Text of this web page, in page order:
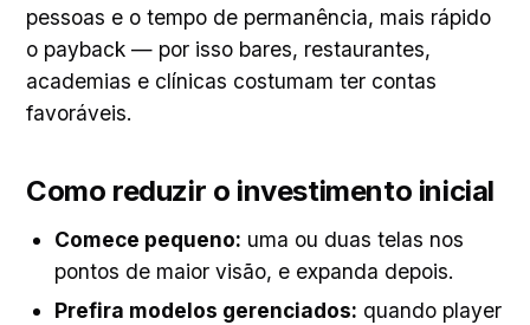
pessoas e o tempo de permanência, mais rápido
o payback — por isso bares, restaurantes,
academias e clínicas costumam ter contas
favoráveis.
Como reduzir o investimento inicial
Comece pequeno: uma ou duas telas nos
pontos de maior visão, e expanda depois.
Prefira modelos gerenciados: quando player